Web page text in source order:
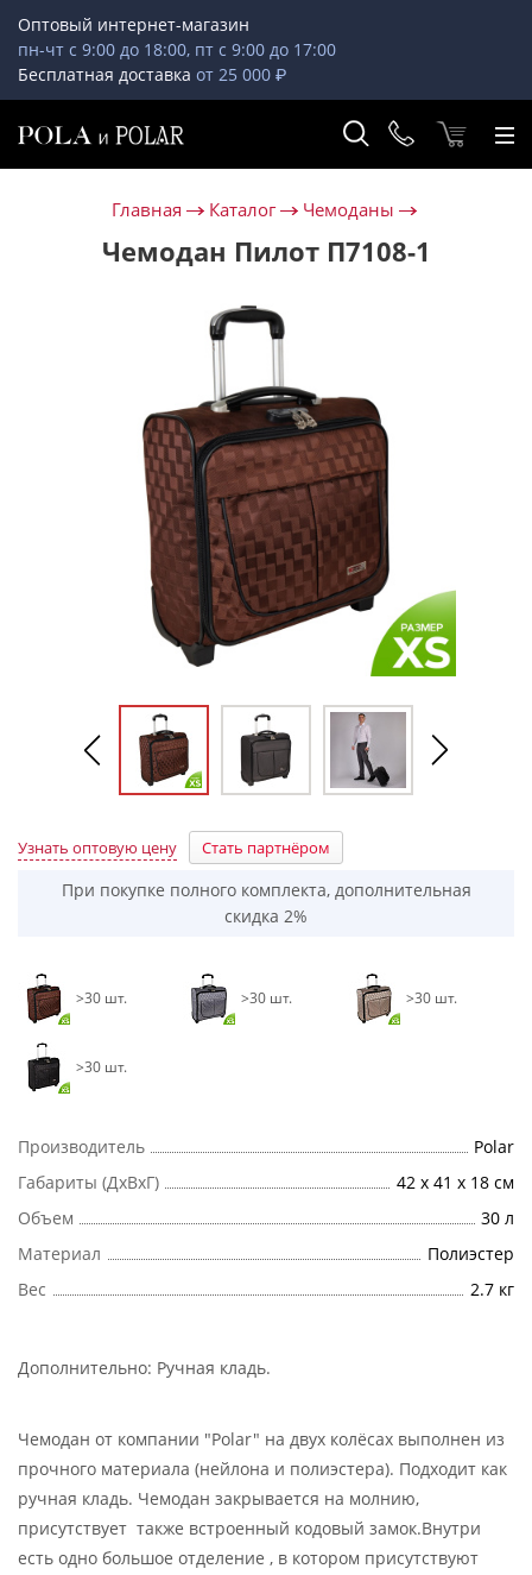
Оптовый интернет-магазин
пн-чт с 9:00 до 18:00, пт с 9:00 до 17:00
Бесплатная доставка от 25 000 ₽
Главная Каталог Чемоданы
Чемодан Пилот П7108-1
Узнать оптовую цену Стать партнёром
При покупке полного комплекта, дополнительная
скидка 2%
>30 шт. >30 шт. >30 шт.
>30 шт.
Производитель
Polar
Габариты (ДхВхГ)
42 х 41 х 18 см
Объем
30 л
Материал
Полиэстер
Вес
2.7 кг
Дополнительно: Ручная кладь.
Чемодан от компании "Polar" на двух колёсах выполнен из
прочного материала (нейлона и полиэстера). Подходит как
ручная кладь. Чемодан закрывается на молнию,
присутствует также встроенный кодовый замок.Внутри
есть одно большое отделение , в котором присутствуют